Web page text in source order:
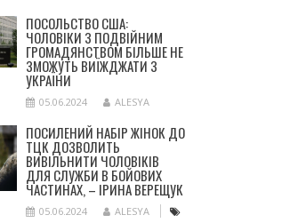
ПОСОЛЬСТВО США:
ЧОЛОВІКИ З ПОДВІЙНИМ
ГРОМАДЯНСТВОМ БІЛЬШЕ НЕ
ЗМОЖУТЬ ВИЇЖДЖАТИ З
УКРАЇНИ
05.06.2024 ALESYA
ПОСИЛЕНИЙ НАБІР ЖІНОК ДО
ТЦК ДОЗВОЛИТЬ
ВИВІЛЬНИТИ ЧОЛОВІКІВ
ДЛЯ СЛУЖБИ В БОЙОВИХ
ЧАСТИНАХ, – ІРИНА ВЕРЕЩУК
05.06.2024
ALESYA